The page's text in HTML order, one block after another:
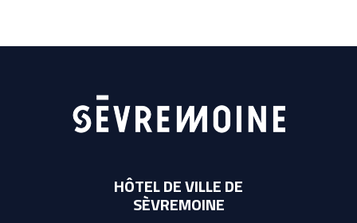
HÔTEL DE VILLE DE
SÈVREMOINE